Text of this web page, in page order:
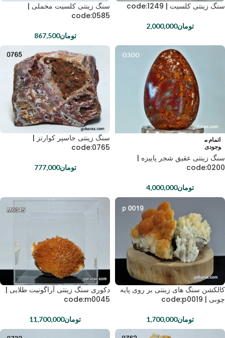
سنگ زینتی کلسیت | code:1249
تومان2,000,000
سنگ زینتی کلسیت مخملی |
code:0585
تومان867,500
اتمام م
وجودی
سنگ زینتی عقیق شجر پاییزه |
code:0200
تومان4,000,000
سنگ زینتی جاسپر کوارتز |
code:0765
تومان777,000
کالکشن سنگ های زینتی بر روی پایه
چوبی | code:p0019
تومان1,700,000
دکوری سنگ زینتی آراگونیت طلایی |
code:m0045
تومان11,700,000